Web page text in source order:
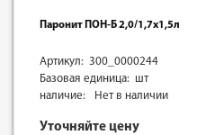
Паронит ПОН-Б 2,0/1,7х1,5л
Артикул: 300_0000244
Базовая единица: шт
наличие:
Нет в наличии
Уточняйте цену